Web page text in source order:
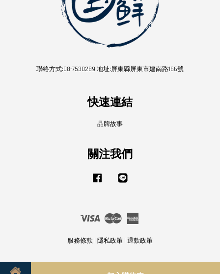
聯絡方式:08-7530289 地址:屏東縣屏東市建南路166號
快速連結
品牌故事
關注我們
Facebook
Visa Master
服務條款 | 隱私政策 | 退款政策